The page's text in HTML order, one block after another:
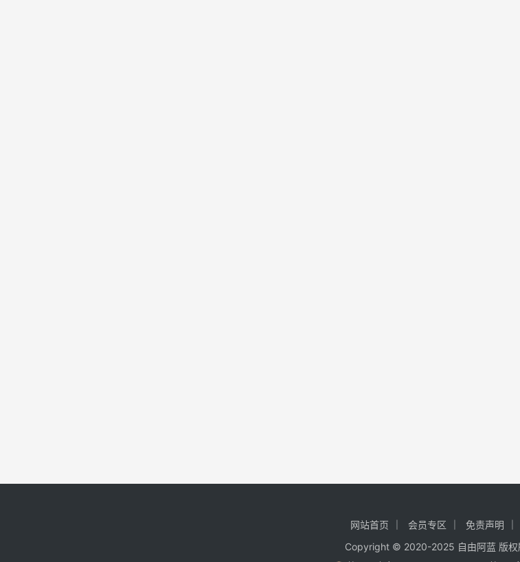
网站首页 会员专区 免责声明
Copyright © 2020-2025 自由阿蓝 版